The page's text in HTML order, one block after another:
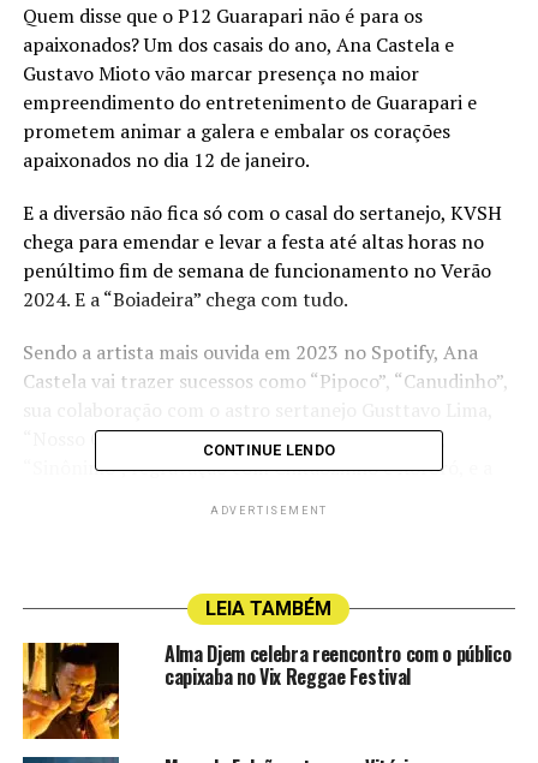
Quem disse que o P12 Guarapari não é para os
apaixonados? Um dos casais do ano, Ana Castela e
Gustavo Mioto vão marcar presença no maior
empreendimento do entretenimento de Guarapari e
prometem animar a galera e embalar os corações
apaixonados no dia 12 de janeiro.
E a diversão não fica só com o casal do sertanejo, KVSH
chega para emendar e levar a festa até altas horas no
penúltimo fim de semana de funcionamento no Verão
2024. E a “Boiadeira” chega com tudo.
Sendo a artista mais ouvida em 2023 no Spotify, Ana
Castela vai trazer sucessos como “Pipoco”, “Canudinho”,
“Nosso Quadro”, a música mais ouvida neste ano,
“Sinônimo”, regravação com Chitãozinho e Xororó, e a
dupla cantar “Fronteira”, parceria musical entre o casal.
“MiotoTerapia” e lançou a primeira música: “Depois do
Amor”. A ideia surgiu a partir de um hábito de Mioto, que
sempre separa um bloco nos shows para refletir sobre
questões amorosas e dar conselhos aos fãs.
CONTINUE LENDO
ADVERTISEMENT
LEIA TAMBÉM
Alma Djem celebra reencontro com o público
capixaba no Vix Reggae Festival